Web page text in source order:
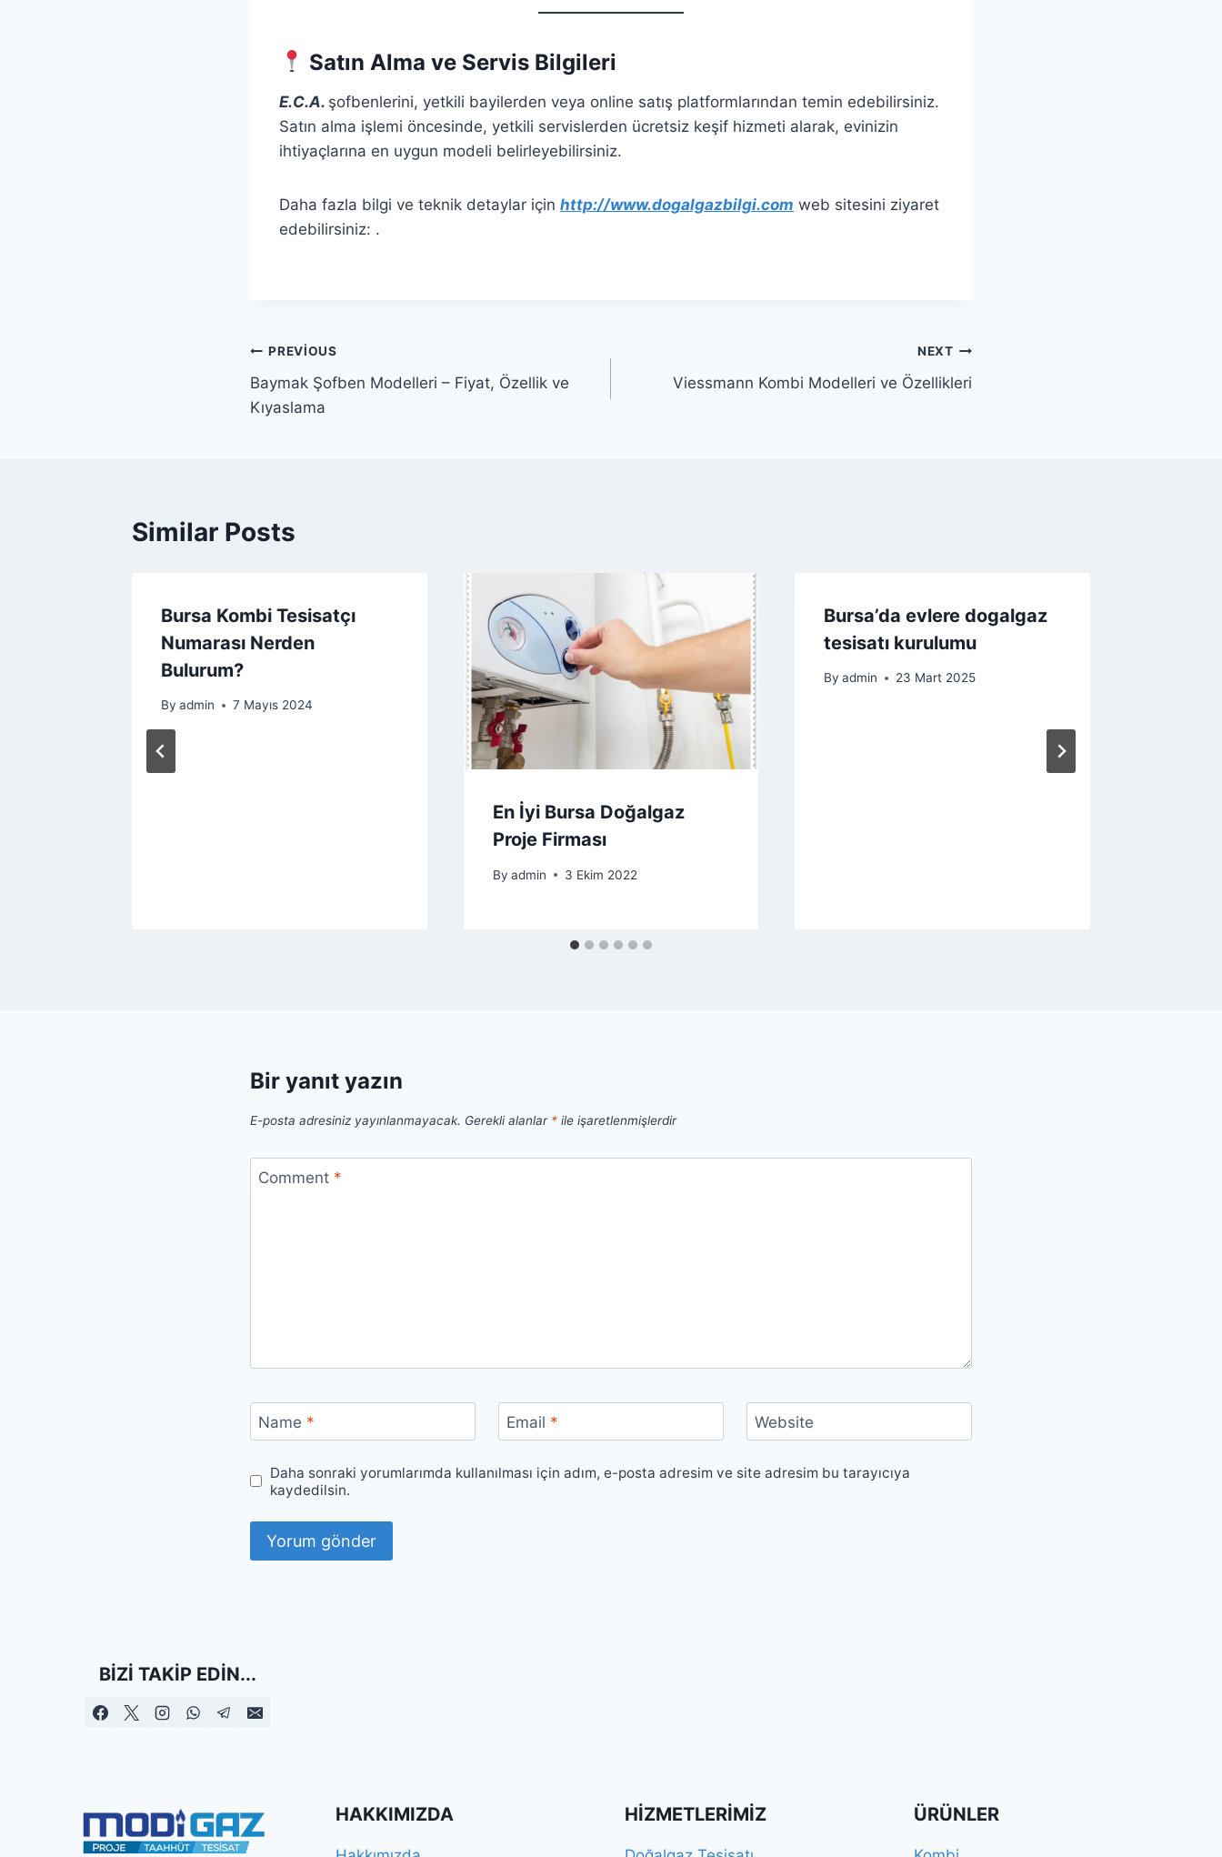
Satın Alma ve Servis Bilgileri
E.C.A. şofbenlerini, yetkili bayilerden veya online satış platformlarından temin edebilirsiniz.
Satın alma işlemi öncesinde, yetkili servislerden ücretsiz keşif hizmeti alarak, evinizin
ihtiyaçlarına en uygun modeli belirleyebilirsiniz.​
Daha fazla bilgi ve teknik detaylar için http://www.dogalgazbilgi.com web sitesini ziyaret
edebilirsiniz: .​
Yazı
gezinmesi
PREVIOUS
Baymak Şofben Modelleri – Fiyat, Özellik ve
Kıyaslama
NEXT
Viessmann Kombi Modelleri ve Özellikleri
Similar Posts
Bursa Kombi Tesisatçı
Numarası Nerden
Bulurum?
By admin 7 Mayıs 2024
En İyi Bursa Doğalgaz
Proje Firması
By admin 3 Ekim 2022
Bursa’da evlere dogalgaz
tesisatı kurulumu
By admin 23 Mart 2025
Bir yanıt yazın
E-posta adresiniz yayınlanmayacak. Gerekli alanlar * ile işaretlenmişlerdir
Comment *
Name * Email * Website
Daha sonraki yorumlarımda kullanılması için adım, e-posta adresim ve site adresim bu tarayıcıya
kaydedilsin.
BIZI TAKIP EDIN...
HAKKIMIZDA HIZMETLERIMIZ ÜRÜNLER